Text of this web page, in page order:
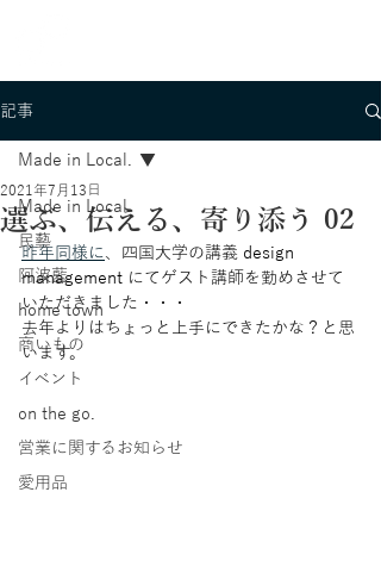
記事
Made in Local.
民藝
阿波藍
home town
商いもの
イベント
on the go.
営業に関するお知らせ
愛用品
Made in Local.
選ぶ、伝える、寄り添う 02
2021年7月13日
昨年同様に、 四国大学の講義 design
management にてゲスト講師を勤めさせて
いただきました・・・
去年よりはちょっと上手にできたかな？と思
います。